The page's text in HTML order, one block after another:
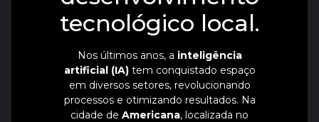
tecnológico local.
Nos últimos anos, a inteligência
artificial (IA)tem conquistado espaço
em diversos setores, revolucionando
processos e otimizando resultados. Na
cidade de Americana, localizada no